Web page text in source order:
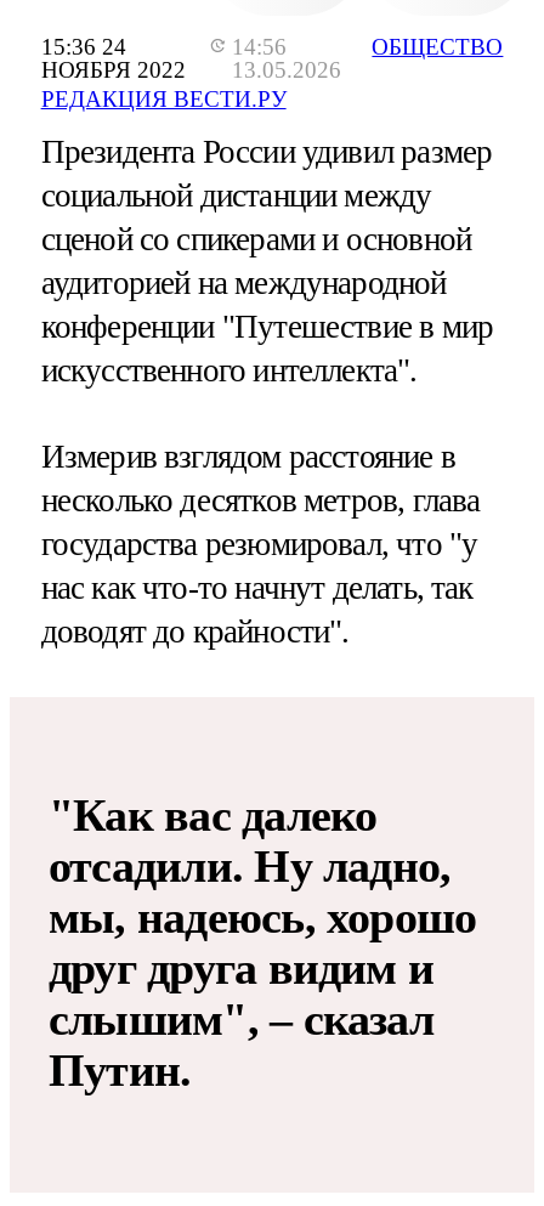
15:36 24
НОЯБРЯ 2022
14:56
13.05.2026
РЕДАКЦИЯ ВЕСТИ.РУ
ОБЩЕСТВО
Президента России удивил размер
социальной дистанции между
сценой со спикерами и основной
аудиторией на международной
конференции "Путешествие в мир
искусственного интеллекта".
Измерив взглядом расстояние в
несколько десятков метров, глава
государства резюмировал, что "у
нас как что-то начнут делать, так
доводят до крайности".
"Как вас далеко
отсадили. Ну ладно,
мы, надеюсь, хорошо
друг друга видим и
слышим", – сказал
Путин.